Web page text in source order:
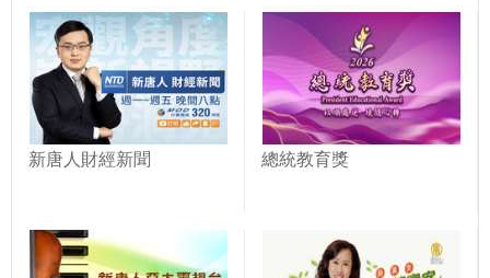
新唐人財經新聞 總統教育獎